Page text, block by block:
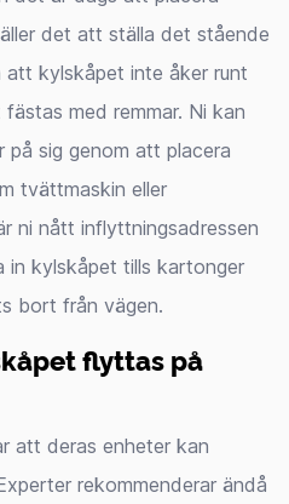
det att ställa det stående
kylskåpet inte åker runt
med remmar. Ni kan
sig genom att placera
tvättmaskin eller
ni nått inflyttningsadressen
kylskåpet tills kartonger
bort från vägen.
flyttas på
att deras enheter kan
rekommenderar ändå